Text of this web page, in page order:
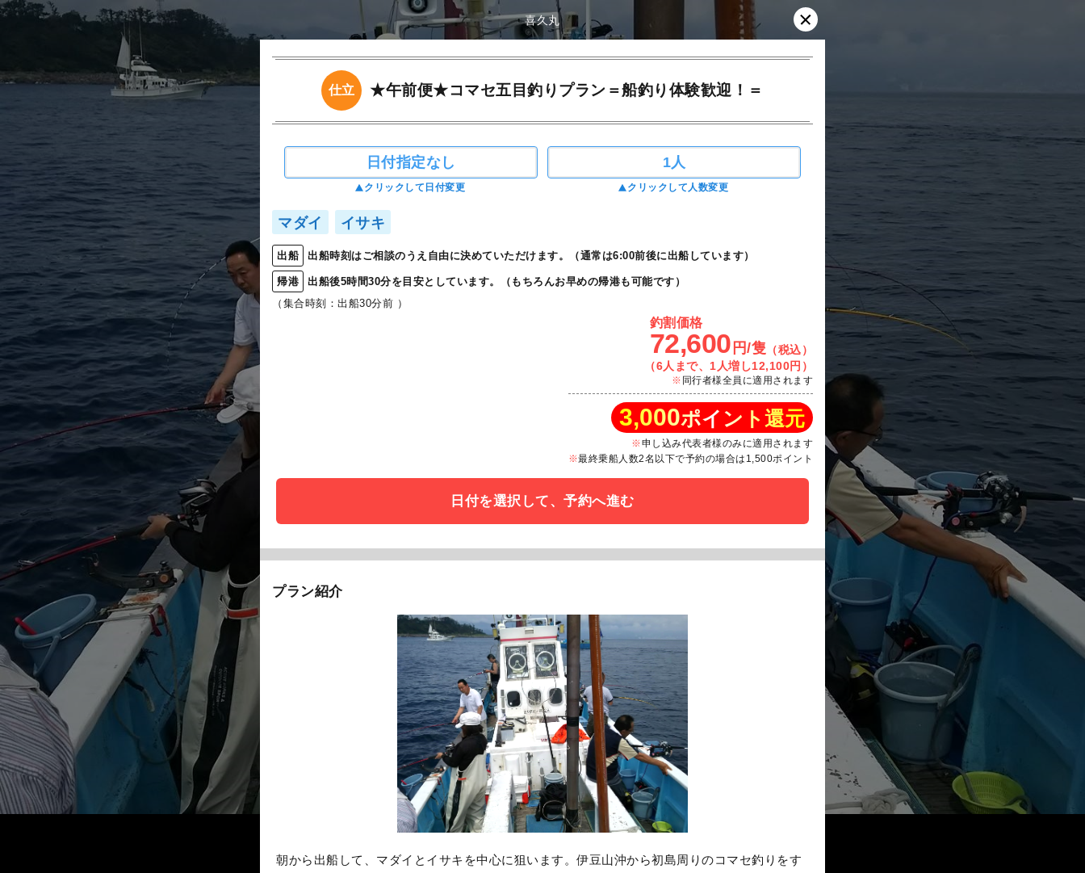
喜久丸
仕立 ★午前便★コマセ五目釣りプラン＝船釣り体験歓迎！＝
日付指定なし
クリックして日付変更
1人
クリックして人数変更
マダイ イサキ
出船 出船時刻はご相談のうえ自由に決めていただけます。（通常は6:00前後に出船しています）
帰港
出船後5時間30分を目安としています。（もちろんお早めの帰港も可能です）
（集合時刻：出船30分前 ）
釣割価格
72,600 円/隻 （税込）
（6人まで、1人増し12,100円）
同行者様全員に適用されます
3,000ポイント還元
申し込み代表者様のみに適用されます
最終乗船人数2名以下で予約の場合は1,500ポイント
日付を選択して、予約へ進む
プラン紹介
朝から出船して、マダイとイサキを中心に狙います。伊豆山沖から初島周りのコマセ釣りをす